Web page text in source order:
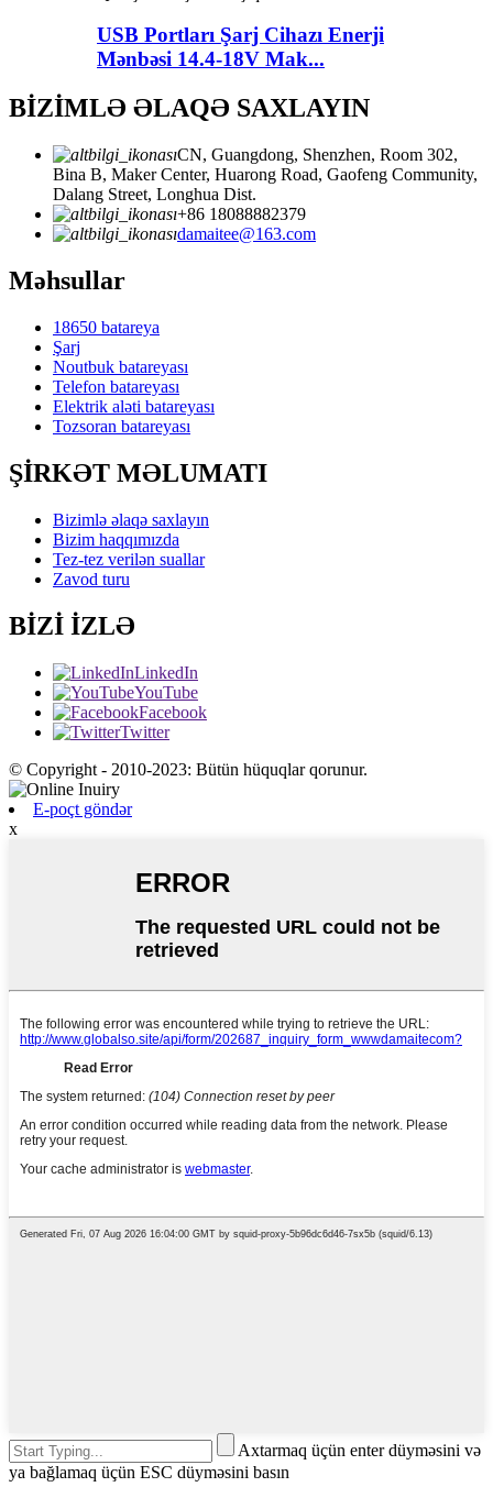
USB Portları Şarj Cihazı Enerji
Mənbəsi 14.4-18V Mak...
BİZİMLƏ ƏLAQƏ SAXLAYIN
CN, Guangdong, Shenzhen, Room 302,
Bina B, Maker Center, Huarong Road, Gaofeng Community,
Dalang Street, Longhua Dist.
+86 18088882379
damaitee@163.com
Məhsullar
18650 batareya
Şarj
Noutbuk batareyası
Telefon batareyası
Elektrik aləti batareyası
Tozsoran batareyası
ŞİRKƏT MƏLUMATI
Bizimlə əlaqə saxlayın
Bizim haqqımızda
Tez-tez verilən suallar
Zavod turu
BİZİ İZLƏ
LinkedIn
YouTube
Facebook
Twitter
© Copyright - 2010-2023: Bütün hüquqlar qorunur.
E-poçt göndər
x
Axtarmaq üçün enter düyməsini və
ya bağlamaq üçün ESC düyməsini basın